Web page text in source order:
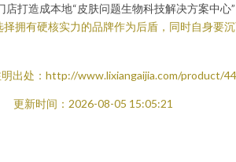
打造成本地“皮肤问题生物科技解决方案中心
拥有硬核实力的品牌作为后盾，同时自身要
出处：http://www.lixiangaijia.com/product/
更新时间：2026-08-05 15:05:21